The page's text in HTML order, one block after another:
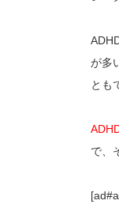
が多
とも
で、